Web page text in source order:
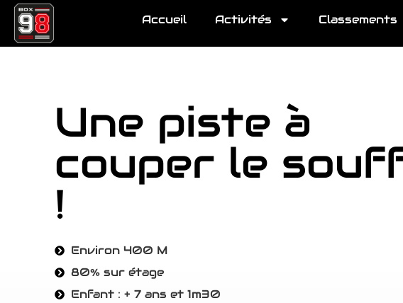
Accueil Activités Classements
Une piste à
couper le
!
Environ 400 M
80% sur étage
Enfant : + 7 ans et 1m30